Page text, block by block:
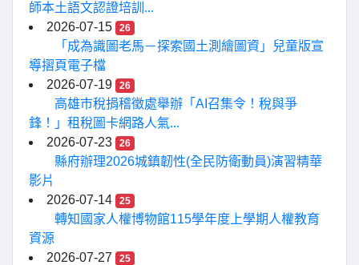
師本土語文認證培訓...
2026-07-15
26
「成為識圖老馬－探索國土測繪圖資」兒童版宣
導摺頁電子檔
2026-07-19
26
高雄市稅捐稽徵處舉辦「AI召集令！稅與爭
鋒！」租稅圖卡網路人氣...
2026-07-23
26
縣府辦理2026城鎮韌性(全民防衛動員)演習精華
影片
2026-07-14
25
轉知國家人權博物館115學年度上學期人權教育
資源
2026-07-27
25